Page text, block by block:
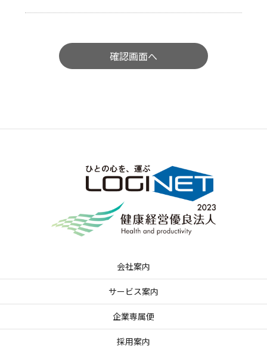
確認画面へ
会社案内
サービス案内
企業専属便
採用案内